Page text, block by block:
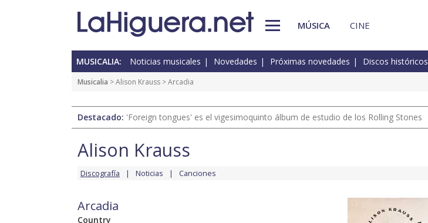
MÚSICA CINE
MUSICALIA: Noticias musicales Novedades Próximas novedades Discos históricos
Musicalia >Alison Krauss > Arcadia
Destacado: 'Foreign tongues' es el vigesimoquinto álbum de estudio de los Rolling Stones
Alison Krauss
Discografía Noticias Canciones
Arcadia
Country